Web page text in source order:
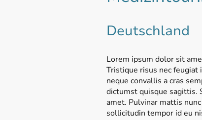
Deutschland
Lorem ipsum dolor sit
Tristique risus nec feugiat
neque convallis a cras
dictumst quisque sagittis.
amet. Pulvinar mattis
sollicitudin tempor id eu